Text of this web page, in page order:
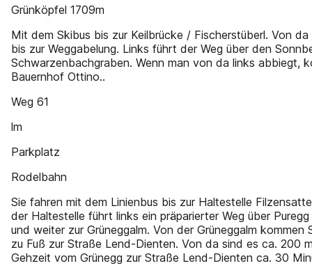
Grünköpfel 1709m
Mit dem Skibus bis zur Keilbrücke / Fischerstüberl. Von
bis zur Weggabelung. Links führt der Weg über den
Schwarzenbachgraben. Wenn man von da links abbiegt,
Bauernhof Ottino..
Weg 61
lm
Parkplatz
Rodelbahn
Sie fahren mit dem Linienbus bis zur Haltestelle
der Haltestelle führt links ein präparierter Weg über
und weiter zur Grüneggalm. Von der Grüneggalm kommen
zu Fuß zur Straße Lend-Dienten. Von da sind es ca. 200
Gehzeit vom Grünegg zur Straße Lend-Dienten ca. 30